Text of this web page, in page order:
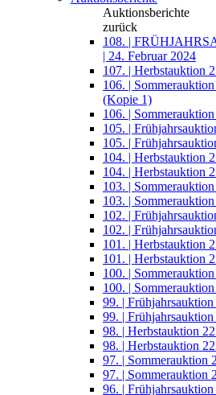
Auktionsberichte
zurück
108. |
| 24. Februar 2024
107. | Herbstauktion
106. |
(Kopie 1)
106. |
105. |
105. |
104. | Herbstauktion
104. | Herbstauktion
103. |
103. |
102. |
102. |
101. | Herbstauktion
101. | Herbstauktion
100. |
100. |
99. |
99. |
98. | Herbstauktion
98. | Herbstauktion
97. | Sommerauktion
97. | Sommerauktion
96. |